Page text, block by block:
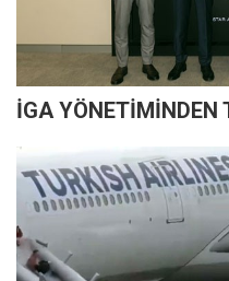
İGA YÖNETİMİNDEN